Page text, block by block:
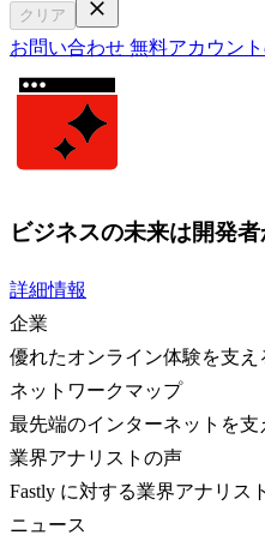
クリア
お問い合わせ 無料アカウン
ビジネスの未来は開発
詳細情報
企業
優れたオンライン体験を支え
ネットワークマップ
最先端のインターネットを
業界アナリストの声
Fastly に対する業界アナリス
ニュース